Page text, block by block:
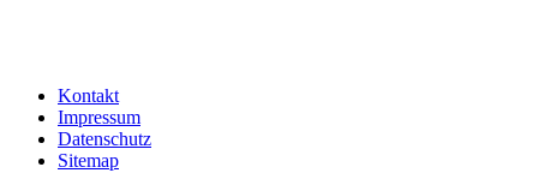
Kontakt
Impressum
Datenschutz
Sitemap